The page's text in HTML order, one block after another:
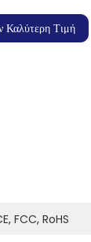
Καλύτερη Τιμή
FCC, RoHS